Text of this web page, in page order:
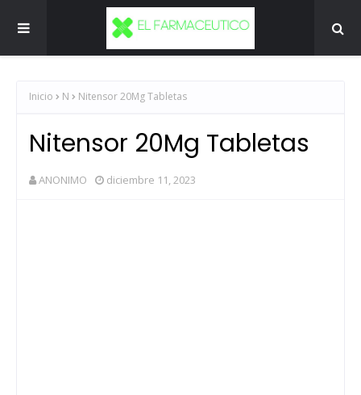
Inicio N Nitensor 20Mg Tabletas
Nitensor 20Mg Tabletas
ANONIMO diciembre 11, 2023